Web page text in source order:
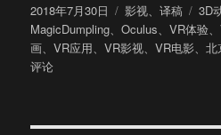
发
布
于
2018年7月30日
分
类
影视、译稿
标
签
3D
MagicDumpling、Oculus、VR体验、
画、VR应用、VR影视、VR电影、北
评论